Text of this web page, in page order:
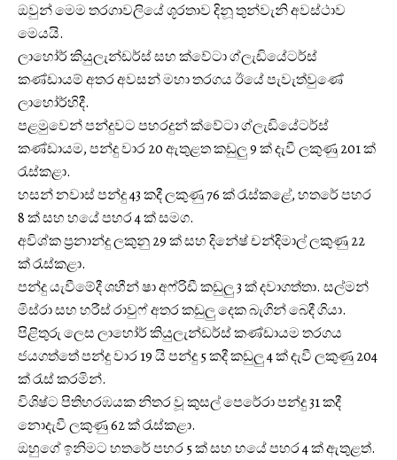
ඔවුන් මෙම තරගාවලියේ ශූරතාව දිනූ තුන්වැනි අවස්ථාව
මෙයයි.
ලාහෝර් කියුලැන්ඩර්ස් සහ ක්වේටා ග්ලැඩියේටර්ස්
කණ්ඩායම් අතර අවසන් මහා තරගය ඊයේ පැවැත්වුණේ
ලාහෝර්හිදී.
පළමුවෙන් පන්දුවට පහරදුන් ක්වේටා ග්ලැඩියේටර්ස්
කණ්ඩායම, පන්දු වාර 20 ඇතුළත කඩුලු 9 ක් දැවී ලකුණු 201 ක්
රැස්කළා.
හසන් නවාස් පන්දු 43 කදී ලකුණු 76 ක් රැස්කළේ, හතරේ පහර
8 ක් සහ හයේ පහර 4 ක් සමග.
අවිශ්ක ප්‍රනාන්දු ලකුනු 29 ක් සහ දිනේෂ් චන්දිමාල් ලකුණු 22
ක් රැස්කළා.
පන්දු යැවීමේදී ශහීන් ෂා අෆ්රිඩී කඩුලු 3 ක් දවාගත්තා. සල්මන්
මිස්රා සහ හරීස් රාවුෆ් අතර කඩුලු දෙක බැගින් බෙදී ගියා.
පිළිතුරු ලෙස ලාහෝර් කියුලැන්ඩර්ස් කණ්ඩායම තරගය
ජයගත්තේ පන්දු වාර 19 යි පන්දු 5 කදී කඩුලු 4 ක් දැවී ලකුණු 204
ක් රැස් කරමින්.
විශිෂ්ට පිතිහරඹයක නිතර වූ කුසල් පෙරේරා පන්දු 31 කදී
නොදැවී ලකුණු 62 ක් රැස්කළා.
ඔහුගේ ඉනිමට හතරේ පහර 5 ක් සහ හයේ පහර 4 ක් ඇතුළත්.